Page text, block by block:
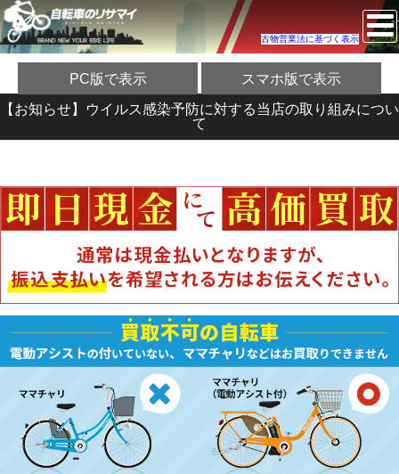
古物営業法に基づく表示
PC版で表示 スマホ版で表示
【お知らせ】ウイルス感染予防に対する当店の取り組みについ
て